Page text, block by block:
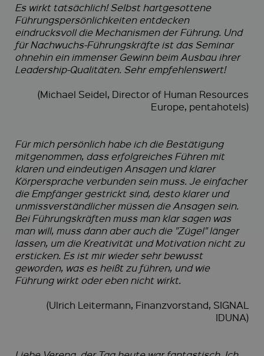
Es wirkt tatsächlich! Selbst hartgesottene
Führungspersönlichkeiten entdecken
eindrucksvoll die Mechanismen der Führung. Und
für Nachwuchs-Führungskräfte ist das Seminar
ohnehin ein immenser Gewinn beim Ausbau ihrer
Leadership-Qualitäten. Sehr empfehlenswert!
(Michael Seidel, Director of Human Resources
Europe, pentahotels)
Für mich persönlich habe ich die Bestätigung
mitgenommen, dass erfolgreiches Führen mit
klaren und eindeutigen Ansagen und klarer
Körpersprache verbunden sein muss. Je einfacher
die Empfänger gestrickt sind, desto klarer und
unmissverständlicher müssen die Ansagen sein.
Bei Führungskräften muss man klar sagen was
man will, muss dann aber auch die "Zügel" länger
lassen, um die Kreativität und Motivation nicht zu
ersticken. Es ist mir wieder sehr bewusst
geworden, was es heißt zu führen, und wie
Führung wirkt oder eben nicht wirkt.
(Ulrich Leitermann, Finanzvorstand, SIGNAL
IDUNA)